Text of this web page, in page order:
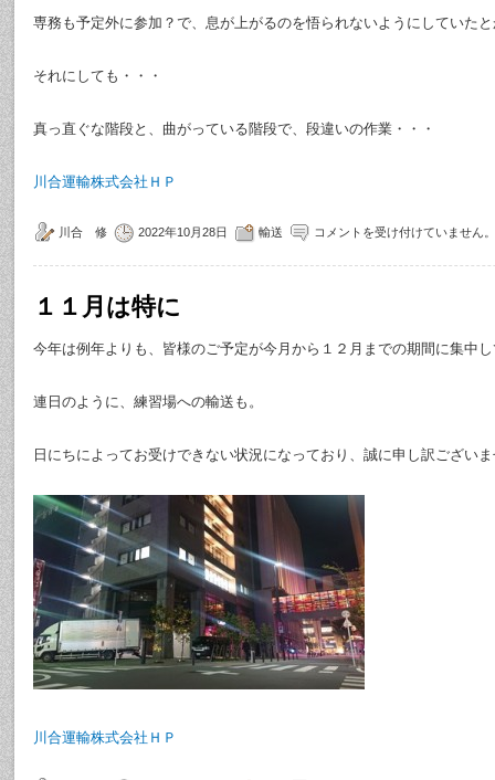
専務も予定外に参加？で、息が上がるのを悟られないようにしていた
それにしても・・・
真っ直ぐな階段と、曲がっている階段で、段違いの作業・・・
川合運輸株式会社ＨＰ
川合 修 2022年10月28日 輸送 コメントを受け付けていません。
１１月は特に
今年は例年よりも、皆様のご予定が今月から１２月までの期間に集中
連日のように、練習場への輸送も。
日にちによってお受けできない状況になっており、誠に申し訳ござい
川合運輸株式会社ＨＰ